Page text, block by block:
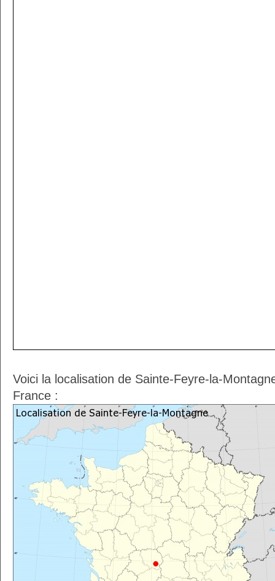
Voici la localisation de Sainte-Feyre-la-
France :